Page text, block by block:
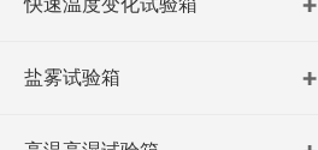
快速温度变化试验箱
盐雾试验箱